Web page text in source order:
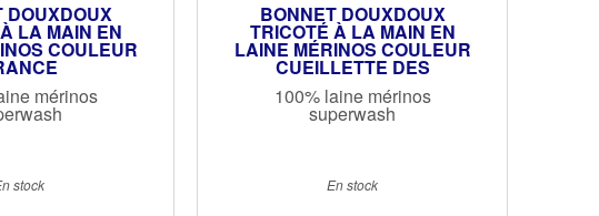
DOUXDOUX
LA MAIN EN
COULEUR
mérinos
stock
BONNET DOUXDOUX
TRICOTÉ À LA MAIN EN
LAINE MÉRINOS COULEUR
CUEILLETTE DES
MYRTILLES
100% laine mérinos
superwash
En stock